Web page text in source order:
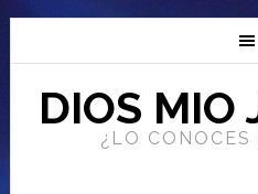
DIOS MIO
¿LO CONOCES